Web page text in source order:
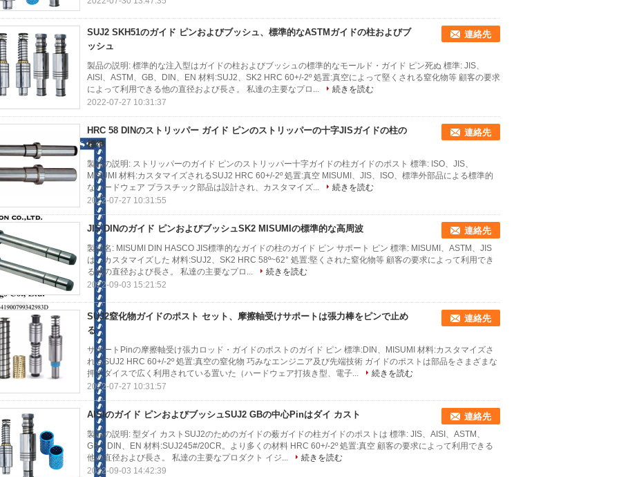
SUJ2 SKH51のガイド ピンおよびブッシュ、標準的なASTMガイドの柱およびブ
ッシュ
連絡先
製品の説明: 標準的な注入型はガイドの柱およびブッシュの標準的なモールド・ガイド ピン死ぬ 標準: JIS、
AISI、ASTM、GB、DIN、EN 材料:SUJ2、SK2 HRC 60+/-2º 処置:真空によって堅くされる窒化物等 顧客の要求
によって利用できる他の直径および長さ。 私達の主要なプロ...
続きを読む
2022-07-27 10:31:37
HRC 58 DINのストリッパー ガイド ピンのストリッパーの十字JISガイドの柱の
標準
連絡先
製品の説明: ストリッパーのガイド ピンのストリッパー十字ガイドの柱ガイドのポスト 標準: ISO、JIS、
MISUMI 材料:カスタマイズされるSUJ2 HRC 60+/-2º 処置:真空 MISUMI、JIS、ISO、標準外部品による標準的
なハードウェア プラスチック部品は設計され、カスタマイズ...
続きを読む
2022-07-27 10:31:55
JIS DINのガイド ピンおよびブッシュSK2 MISUMIの標準的な高周波 連絡先
製品名: MISUMI DIN HASCO JIS標準的なガイドの柱のガイド ピン サポート ピン 標準: MISUMI、ASTM、JIS
は、カスタマイズした 材料:SUJ2、SK2 HRC 58º~62° 処置:堅くされた窒化物等 顧客の要求によって利用でき
る他の直径および長さ。 私達の主要なプロ...
続きを読む
2022-09-03 15:21:52
SUJ2窒化物ガイドのポスト セット、摩擦軸受けサポートは張力棒をピンで止め
る
連絡先
サポートPinの摩擦軸受け張力ロッド・ガイドのポストのガイド ピン 標準:DIN、MISUMI 材料:カスタマイズさ
れるSUJ2 HRC 60+/-2º 処置:真空の窒化物 巧みなエンジニア及び先端技術 ガイドのポストは部品をさまざまな
押すダイスで広く利用されている置いた（ハードウェア打抜き型、電子...
続きを読む
2022-07-27 10:31:57
AISIのガイド ピンおよびブッシュSUJ2 GBの中心Pinはダイ カスト 連絡先
製品の説明: 型ダイ カストSUJ2のためのガイドの薮ガイドの柱ガイドのポストは 標準: JIS、AISI、ASTM、
GB、DIN、EN 材料:SUJ245#/20CR。より多くの材料 HRC 60+/-2º 処置:真空 顧客の要求によって利用できる
他の直径および長さ。 私達の主要なプロダクト イジ...
続きを読む
2022-09-03 14:42:39